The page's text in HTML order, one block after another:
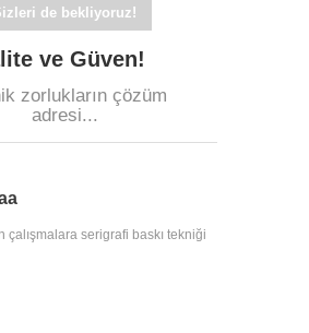
de bekliyoruz!
ve Güven!
zorlukların çözüm
adresi...
çalışmalara serigrafi baskı tekniği